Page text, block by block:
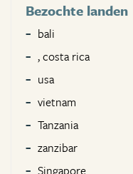
Bezochte landen
bali
, costa rica
usa
vietnam
Tanzania
zanzibar
Singapore